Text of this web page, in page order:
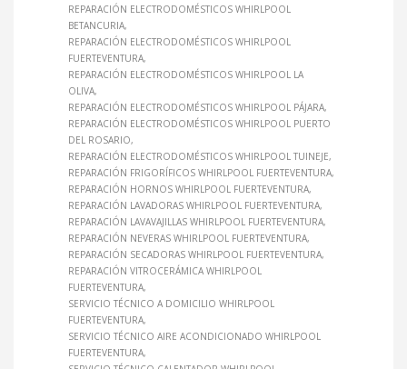
REPARACIÓN ELECTRODOMÉSTICOS WHIRLPOOL
BETANCURIA
REPARACIÓN ELECTRODOMÉSTICOS WHIRLPOOL
FUERTEVENTURA
REPARACIÓN ELECTRODOMÉSTICOS WHIRLPOOL LA
OLIVA
REPARACIÓN ELECTRODOMÉSTICOS WHIRLPOOL PÁJARA
REPARACIÓN ELECTRODOMÉSTICOS WHIRLPOOL PUERTO
DEL ROSARIO
REPARACIÓN ELECTRODOMÉSTICOS WHIRLPOOL TUINEJE
REPARACIÓN FRIGORÍFICOS WHIRLPOOL FUERTEVENTURA
REPARACIÓN HORNOS WHIRLPOOL FUERTEVENTURA
REPARACIÓN LAVADORAS WHIRLPOOL FUERTEVENTURA
REPARACIÓN LAVAVAJILLAS WHIRLPOOL FUERTEVENTURA
REPARACIÓN NEVERAS WHIRLPOOL FUERTEVENTURA
REPARACIÓN SECADORAS WHIRLPOOL FUERTEVENTURA
REPARACIÓN VITROCERÁMICA WHIRLPOOL
FUERTEVENTURA
SERVICIO TÉCNICO A DOMICILIO WHIRLPOOL
FUERTEVENTURA
SERVICIO TÉCNICO AIRE ACONDICIONADO WHIRLPOOL
FUERTEVENTURA